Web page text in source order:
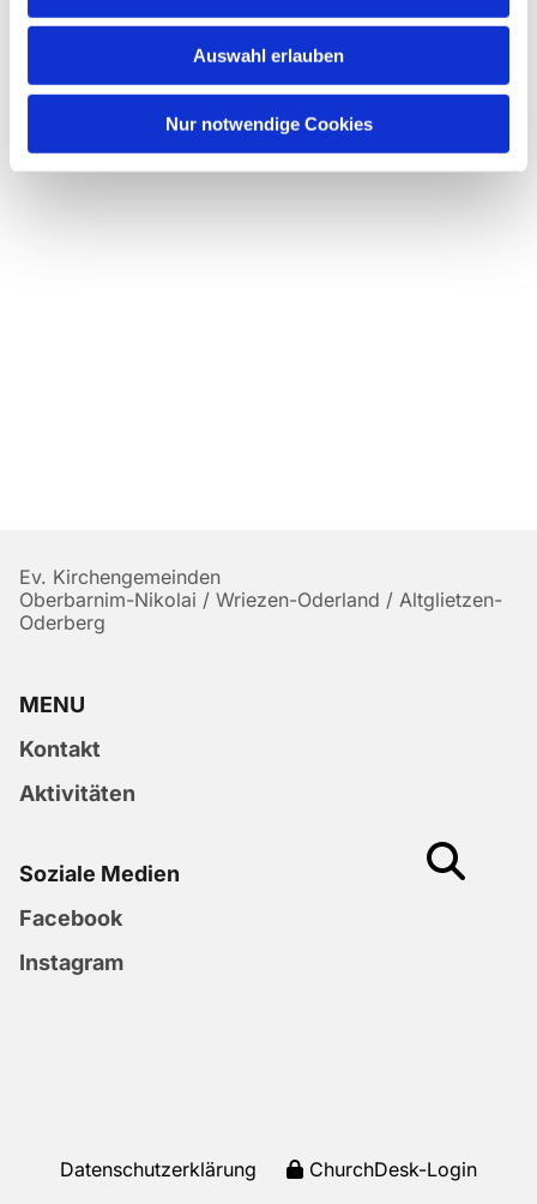
Auswahl erlauben
Nur notwendige Cookies
Ev. Kirchengemeinden
Oberbarnim-Nikolai / Wriezen-Oderland / Altglietzen-
Oderberg
MENU
Kontakt
Aktivitäten
Soziale Medien
Facebook
Instagram
Datenschutzerklärung ChurchDesk-Login